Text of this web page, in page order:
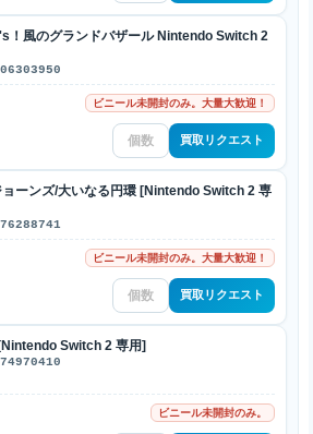
！風のグランドバザール Nintendo Switch 2
ビニール未開封のみ。大量大歓迎！
買取リクエスト
ョーンズ/大いなる円環 [Nintendo Switch 2 専
ビニール未開封のみ。大量大歓迎！
買取リクエスト
Switch 2 専用]
ビニール未開封のみ。